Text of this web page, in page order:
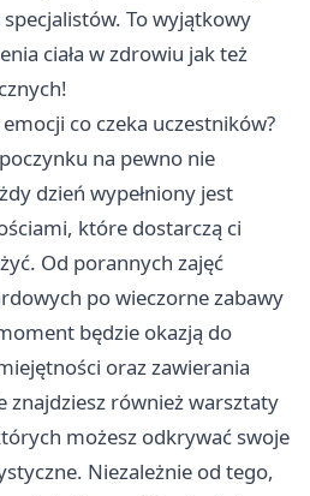
To wyjątkowy
ciała w zdrowiu jak też
co czeka uczestników?
na pewno nie
dzień wypełniony jest
które dostarczą ci
Od porannych zajęć
po wieczorne zabawy
będzie okazją do
oraz zawierania
znajdziesz również warsztaty
możesz odkrywać swoje
Niezależnie od tego,